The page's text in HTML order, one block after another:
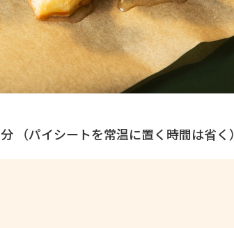
分 （パイシートを常温に置く時間は省く）